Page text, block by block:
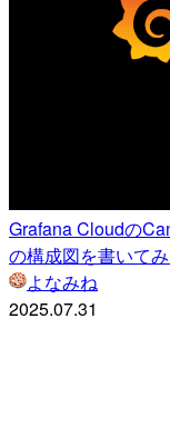
Grafana Cloudの
の構成図を書いて
よなみね
2025.07.31